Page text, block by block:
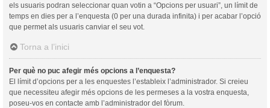
els usuaris podran seleccionar quan votin a “Opcions per usuari”, un límit de
temps en dies per a l’enquesta (0 per una durada infinita) i per acabar l’opció
que permet als usuaris canviar el seu vot.
Torna a l’inici
Per què no puc afegir més opcions a l’enquesta?
El límit d’opcions per a les enquestes l’estableix l’administrador. Si creieu
que necessiteu afegir més opcions de les permeses a la vostra enquesta,
poseu-vos en contacte amb l’administrador del fòrum.